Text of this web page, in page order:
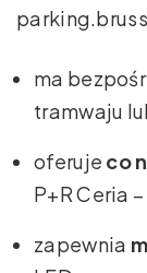
ma
tramwaju
oferuje co
P+R Ceria
zapewnia